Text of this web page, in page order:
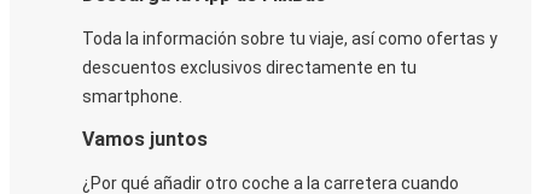
Toda la información sobre tu viaje, así como ofertas y
descuentos exclusivos directamente en tu
smartphone.
Vamos juntos
¿Por qué añadir otro coche a la carretera cuando